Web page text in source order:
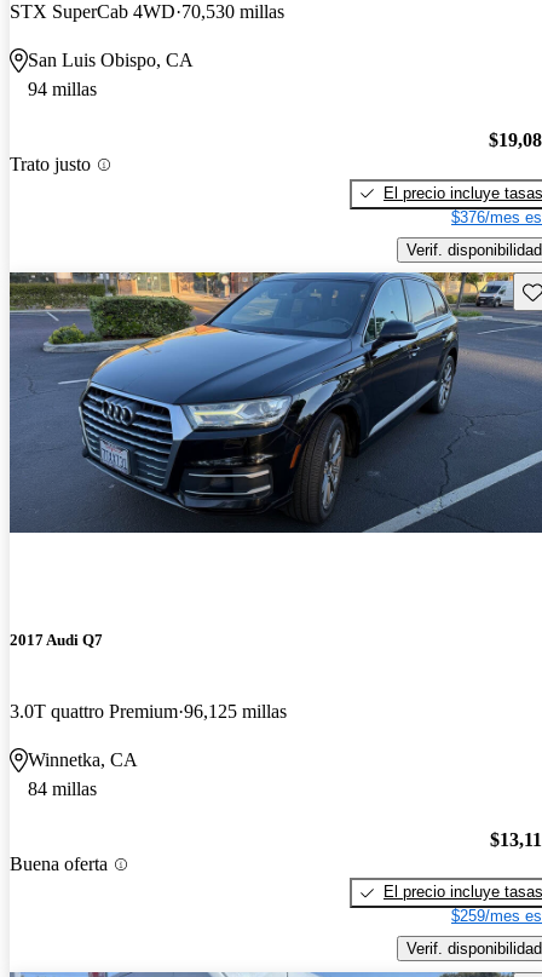
STX SuperCab 4WD 70,530 millas
San Luis Obispo, CA
94 millas
Trato justo
El precio incluye tasas
$376/mes
Verif. disponibilidad
2017 Audi Q7
3.0T quattro Premium 96,125 millas
Winnetka, CA
84 millas
Buena oferta
El precio incluye tasas
$259/mes
Verif. disponibilidad